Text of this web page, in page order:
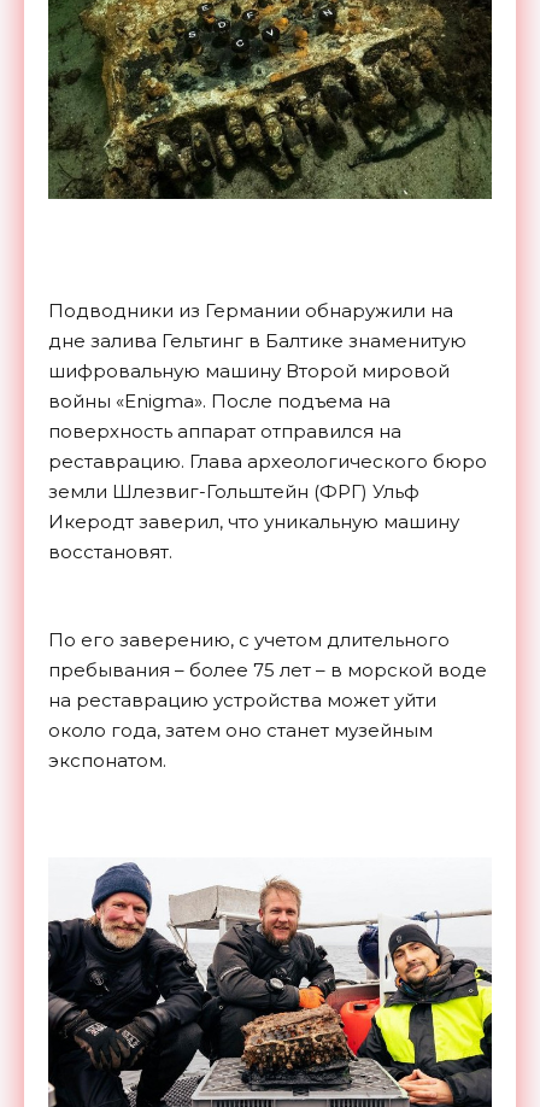
Подводники из Германии обнаружили на
дне залива Гельтинг в Балтике знаменитую
шифровальную машину Второй мировой
войны «Enigma». После подъема на
поверхность аппарат отправился на
реставрацию. Глава археологического бюро
земли Шлезвиг-Гольштейн (ФРГ) Ульф
Икеродт заверил, что уникальную машину
восстановят.
По его заверению, с учетом длительного
пребывания – более 75 лет – в морской воде
на реставрацию устройства может уйти
около года, затем оно станет музейным
экспонатом.